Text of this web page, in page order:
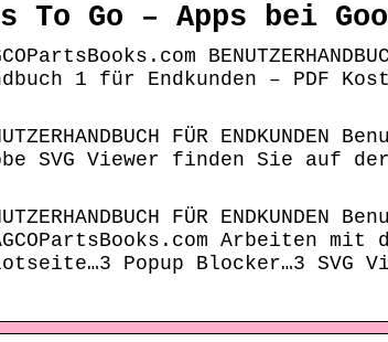
To Go – Apps bei
1 für Endkunden – PDF
FÜR ENDKUNDEN
SVG Viewer finden Sie auf
FÜR ENDKUNDEN
AGCOPartsBooks.com Arbeiten mit
Pilotseite…3 Popup Blocker…3 SVG